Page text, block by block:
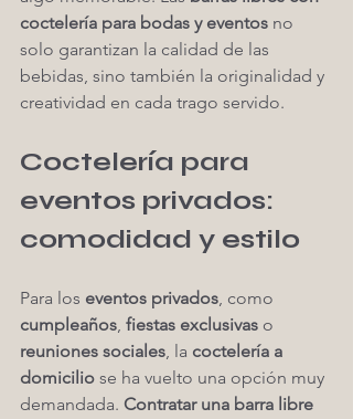
coctelería para bodas y eventos no
solo garantizan la calidad de las
bebidas, sino también la originalidad y
creatividad en cada trago servido.
Coctelería para
eventos privados:
comodidad y estilo
Para los eventos privados, como
cumpleaños, fiestas exclusivas o
reuniones sociales, la coctelería a
domicilio se ha vuelto una opción muy
demandada. Contratar una barra libre